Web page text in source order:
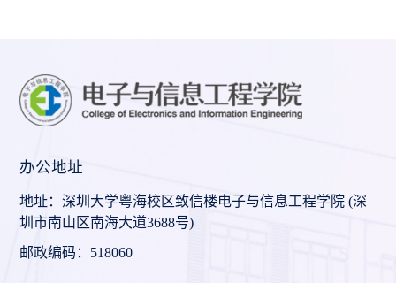
办公地址
地址：深圳大学粤海校区致信楼电子与信息工程学院 (深
圳市南山区南海大道3688号)
邮政编码：518060